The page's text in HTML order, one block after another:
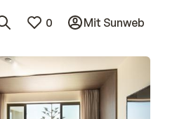
0 Mit Sunweb